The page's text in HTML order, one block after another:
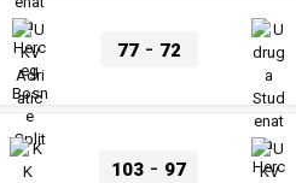
77 - 72
103- 97